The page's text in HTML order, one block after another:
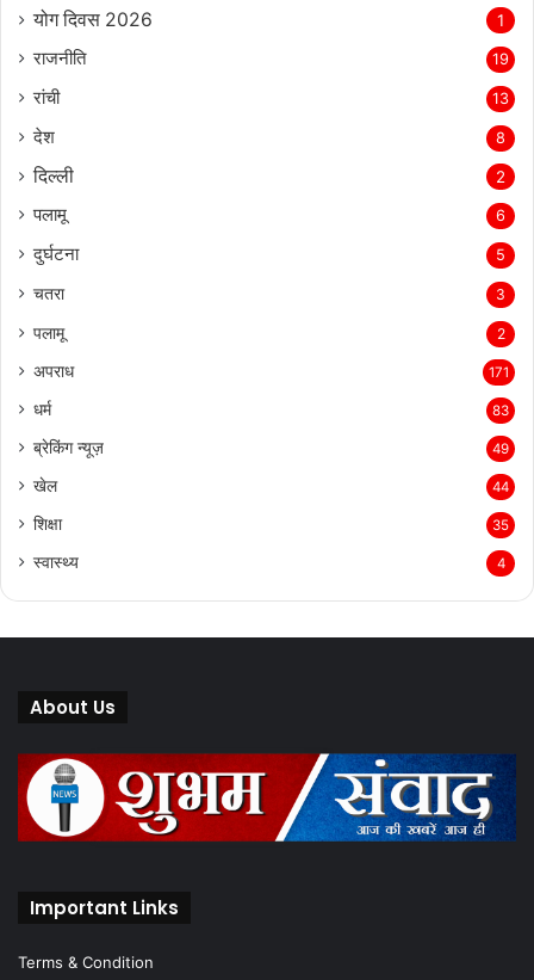
योग दिवस 2026 1
राजनीति 19
रांची 13
देश 8
दिल्‍ली 2
पलामू 6
दुर्घटना 5
चतरा 3
पलामू 2
अपराध 171
धर्म 83
ब्रेकिंग न्यूज़ 49
खेल 44
शिक्षा 35
स्वास्थ्य 4
About Us
Important Links
Terms & Condition